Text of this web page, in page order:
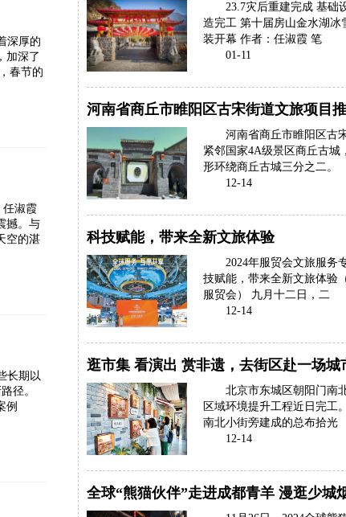
深厚的
加深了
春节的
任淑霞
撼。与
空的湛
长期以
径。
例
23.7灾后重建完成 基础
造完工 第十届房山金水湖冰
装开幕 作者：任淑霞 笔
01-11
河南省商丘市睢阳区古宋街道文旅项目
河南省商丘市睢阳区古
紧邻国家4A级景区商丘古城
形环绕商丘古城三分之二。
12-14
科技赋能，带来全新文旅体验
2024年服贸会文旅服务
技赋能，带来全新文旅体验
服贸会） 九月十二日，二
12-14
逛市集 看演出 赏非遗，去街区赴一场城
北京市东城区朝阳门南
区域环境提升工程近日完工
南北小街旁建成的总布拾光
12-14
全球“熊猫伙伴”走进成都青羊 漫逛少城